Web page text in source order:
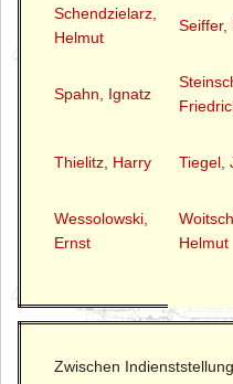
Schendzielarz,
Helmut
Seiffer,
Spahn, Ignatz
Thielitz, Harry Tiegel,
Wessolowski,
Ernst
Helmut
Zwischen